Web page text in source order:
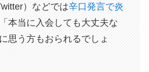
）などでは辛口発言で炎
本当に入会しても大丈夫な
思う方もおられるでしょ